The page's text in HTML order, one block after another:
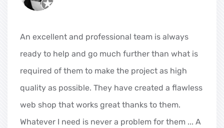
An excellent and professional team is always
ready to help and go much further than what is
required of them to make the project as high
quality as possible. They have created a flawless
web shop that works great thanks to them.
Whatever I need is never a problem for them ... A